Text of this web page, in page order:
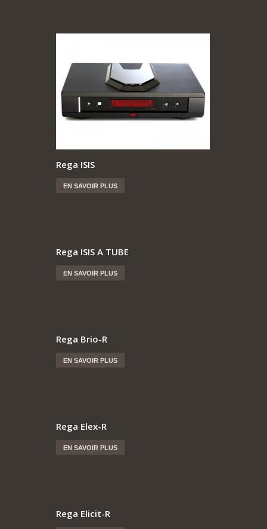
Rega ISIS
EN SAVOIR PLUS
Rega ISIS A TUBE
EN SAVOIR PLUS
Rega Brio-R
EN SAVOIR PLUS
Rega Elex-R
EN SAVOIR PLUS
Rega Elicit-R